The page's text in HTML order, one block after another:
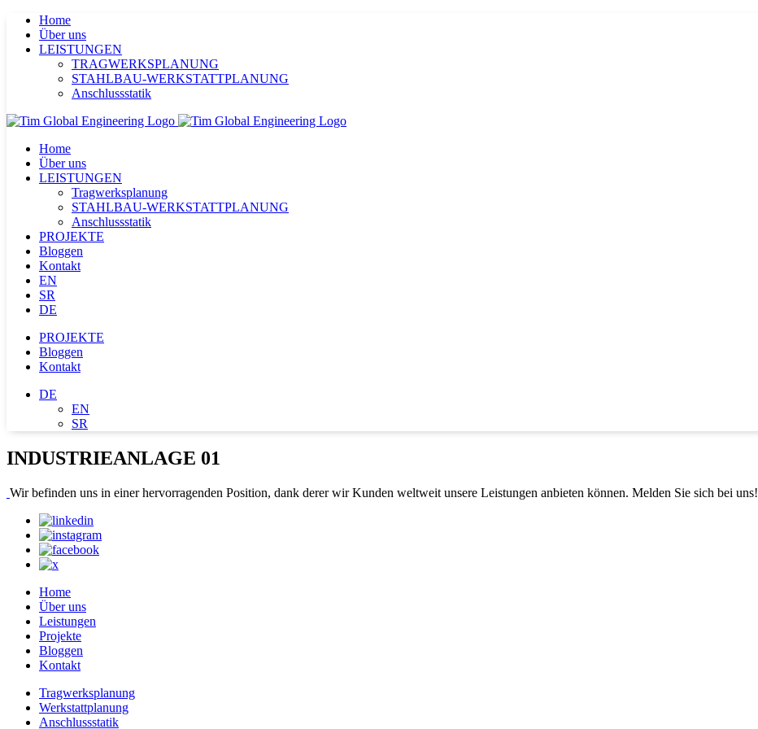
Skip
content
Home
Über uns
LEISTUNGEN
TRAGWERKSPLANUNG
STAHLBAU-WERKSTATTPLANUNG
Anschlussstatik
Home
Über uns
LEISTUNGEN
Tragwerksplanung
STAHLBAU-WERKSTATTPLANUNG
Anschlussstatik
PROJEKTE
Bloggen
Kontakt
EN
SR
DE
PROJEKTE
Bloggen
Kontakt
DE
EN
SR
INDUSTRIEANLAGE 01
Wir befinden uns in einer hervorragenden Position, dank derer wir Kunden weltweit unsere Leistungen anbieten können. Melden Sie sich bei uns!
Home
Über uns
Leistungen
Projekte
Bloggen
Kontakt
Tragwerksplanung
Werkstattplanung
Anschlussstatik